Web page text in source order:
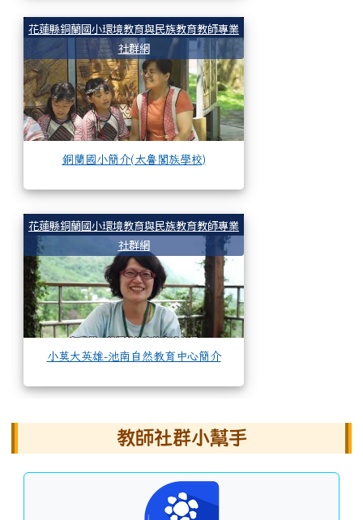
花蓮縣銅蘭國小環境教育與民族教育教師專業
社群網
銅蘭國小簡介(太魯閣族學校)
花蓮縣銅蘭國小環境教育與民族教育教師專業
社群網
小莫大英雄-池南自然教育中心簡介
左邊區域內容教師社群小幫手